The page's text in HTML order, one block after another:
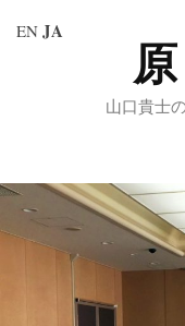
へ
山口貴士
EN JA